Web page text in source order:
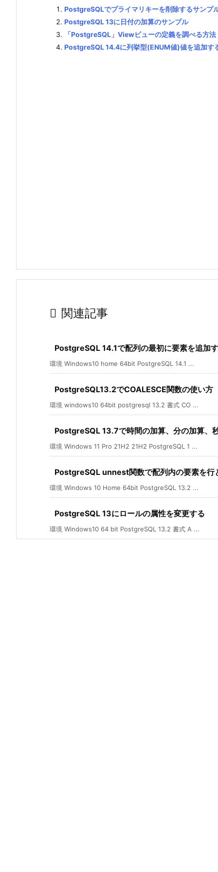
PostgreSQLでプライマリキーを削除するサンプ
PostgreSQL 13に日付の加算のサンプル
「PostgreSQL」Viewビューの定義を調べる方法
PostgreSQL 14.4に列挙型(ENUM値)値を追加す
 関連記事
PostgreSQL 14.1で配列の最初に要素を追加
環境 Windows10 home 64bit PostgreSQL 14.1 ...
PostgreSQL13.2でCOALESCE関数の使い方
環境 windows10 64bit postgresql 13.2 書式 CO ...
PostgreSQL 13.7で時間の加算、分の加算、
環境 Windows 11 Pro 21H2 21H2 PostgreSQL 1 ...
PostgreSQL unnest関数で配列内の要素を行
環境 Windows 10 Home 64bit PostgreSQL 13.2 ...
PostgreSQL 13にロールの属性を変更する
環境 Windows10 64 bit PostgreSQL 13.2 書式 A ...